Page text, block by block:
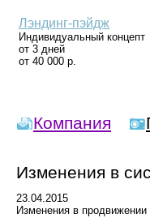
Лэндинг-пэйдж
Индивидуальный концепт
от 3 дней
от 40 000 р.
Компания
Изменения в
23.04.2015
Изменения в